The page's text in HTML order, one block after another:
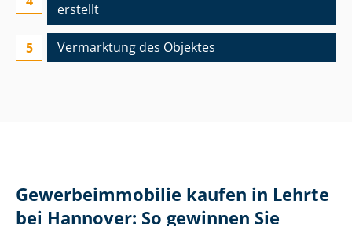
erstellt
Vermarktung des Objektes
Ge­wer­be­im­mo­bi­lie kaufen in Lehrte
bei Hannover: So gewinnen Sie